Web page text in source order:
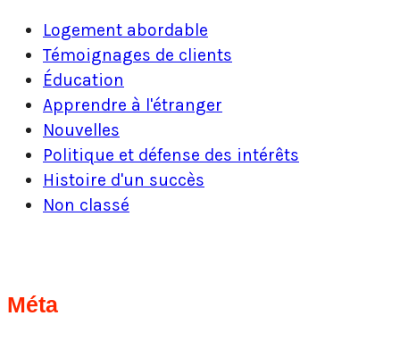
Logement abordable
Témoignages de clients
Éducation
Apprendre à l'étranger
Nouvelles
Politique et défense des intérêts
Histoire d'un succès
Non classé
Méta